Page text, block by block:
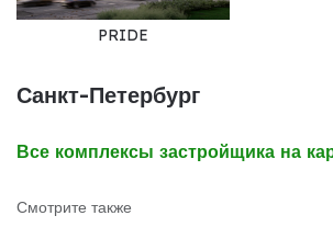
PRIDE
Санкт-Петербург
Все комплексы застройщика на
Смотрите также